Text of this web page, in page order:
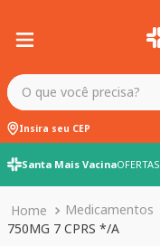
O que você precisa?
Insira seu CEP
Santa Mais VacinaOFERTAS
Medicamentos
750MG 7 CPRS */A